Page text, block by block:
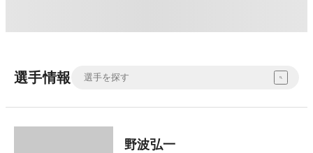
選手情報
野波弘一